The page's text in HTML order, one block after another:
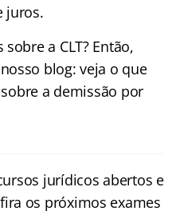
juros.
a CLT? Então,
blog: veja o que
a demissão por
jurídicos abertos e
os próximos exames